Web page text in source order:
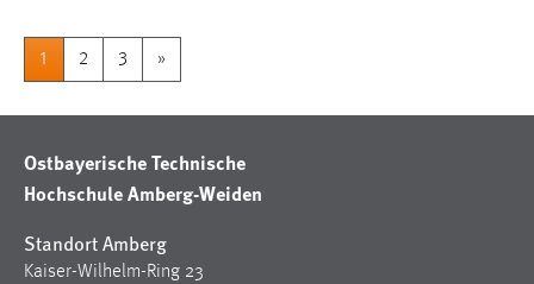
1 2 3 »
Ostbayerische Technische
Hochschule Amberg-Weiden
Standort Amberg
Kaiser-Wilhelm-Ring 23